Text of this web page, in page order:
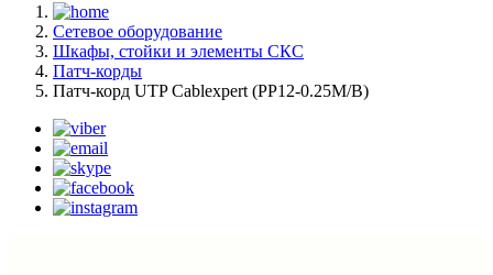
Сетевое оборудование
Шкафы, стойки и элементы СКС
Патч-корды
Патч-корд UTP Cablexpert (PP12-0.25M/B)